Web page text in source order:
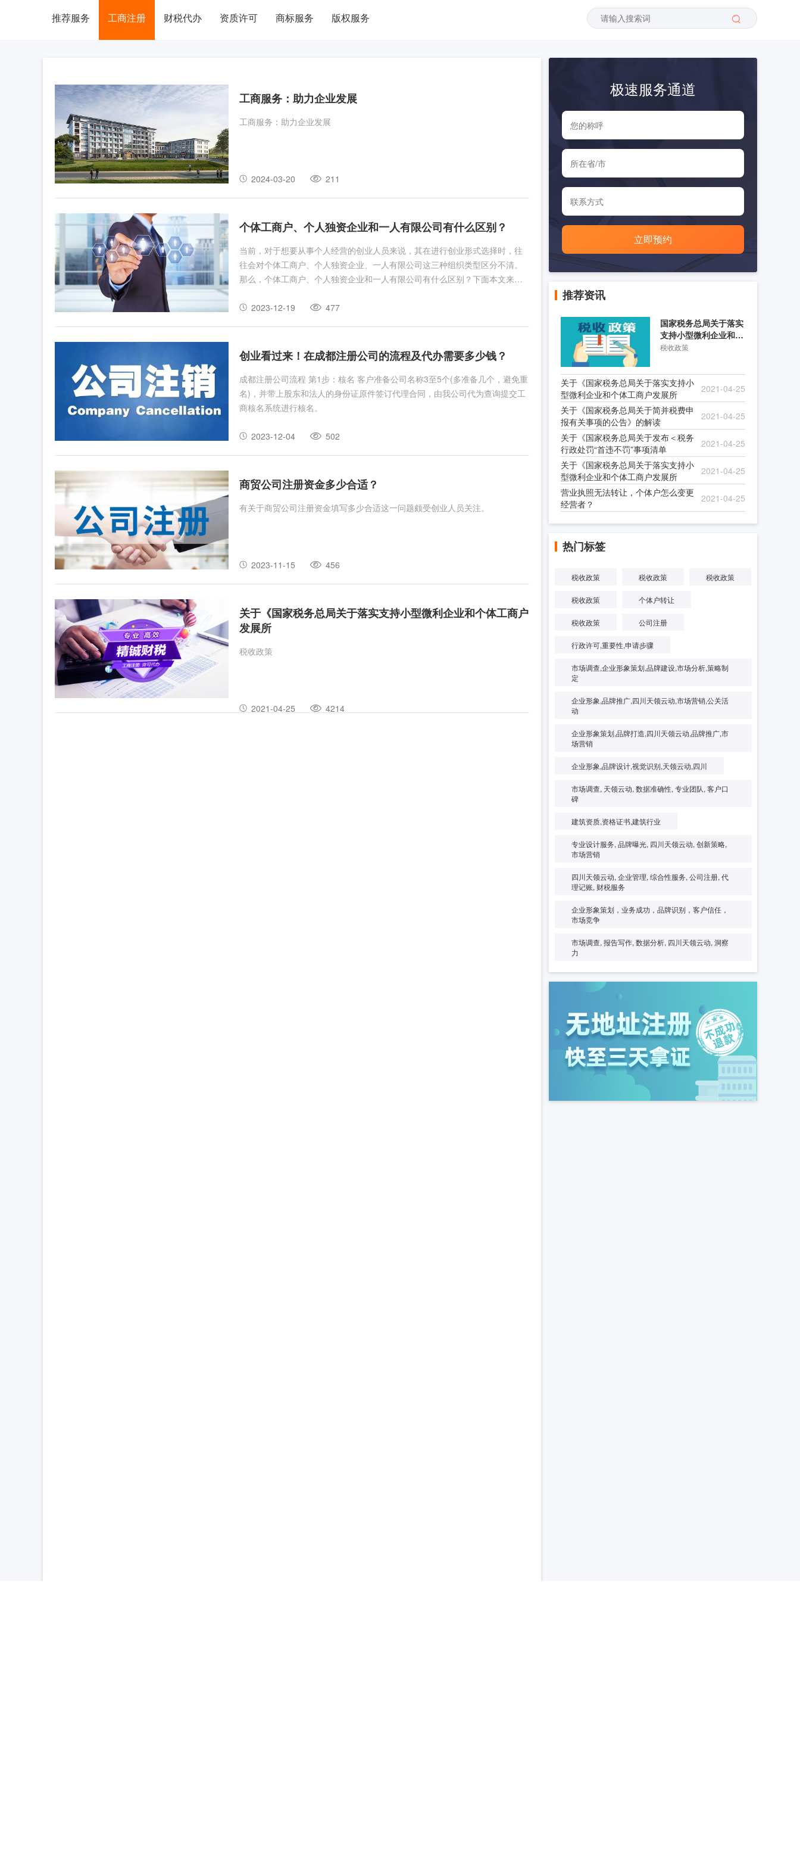
推荐服务 工商注册 财税代办 资质许可 商标服务 版权服务
工商服务：助力企业发展
工商服务：助力企业发展
2024-03-20 211
个体工商户、个人独资企业和一人有限公司有什么区别？
当前，对于想要从事个人经营的创业人员来说，其在进行创业形式选择时，往
往会对个体工商户、个人独资企业、一人有限公司这三种组织类型区分不清。
那么，个体工商户、个人独资企业和一人有限公司有什么区别？下面本文来带
2023-12-19
477
创业看过来！在成都注册公司的流程及代办需要多少钱？
成都注册公司流程 第1步：核名 客户准备公司名称3至5个(多准备几个，避免重
名)，并带上股东和法人的身份证原件签订代理合同，由我公司代为查询提交工
商核名系统进行核名。
2023-12-04 502
商贸公司注册资金多少合适？
有关于商贸公司注册资金填写多少合适这一问题颇受创业人员关注。
2023-11-15 456
关于《国家税务总局关于落实支持小型微利企业和个体工商户
发展所
税收政策
2021-04-25 4214
极速服务通道
立即预约
推荐资讯
国家税务总局关于落实
支持小型微利企业和个
体工商户发展所得税优
税收政策
关于《国家税务总局关于落实支持小
型微利企业和个体工商户发展所
2021-04-25
关于《国家税务总局关于简并税费申
报有关事项的公告》的解读
2021-04-25
关于《国家税务总局关于发布＜税务
行政处罚“首违不罚”事项清单
2021-04-25
关于《国家税务总局关于落实支持小
型微利企业和个体工商户发展所
2021-04-25
营业执照无法转让，个体户怎么变更
经营者？
2021-04-25
热门标签
税收政策 税收政策 税收政策
税收政策 个体户转让
税收政策 公司注册
行政许可,重要性,申请步骤
市场调查,企业形象策划,品牌建设,市场分析,策略制
定
企业形象,品牌推广,四川天领云动,市场营销,公关活
动
企业形象策划,品牌打造,四川天领云动,品牌推广,市
场营销
企业形象,品牌设计,视觉识别,天领云动,四川
市场调查, 天领云动, 数据准确性, 专业团队, 客户口
碑
建筑资质,资格证书,建筑行业
专业设计服务, 品牌曝光, 四川天领云动, 创新策略,
市场营销
四川天领云动, 企业管理, 综合性服务, 公司注册, 代
理记账, 财税服务
企业形象策划，业务成功，品牌识别，客户信任，
市场竞争
市场调查, 报告写作, 数据分析, 四川天领云动, 洞察
力